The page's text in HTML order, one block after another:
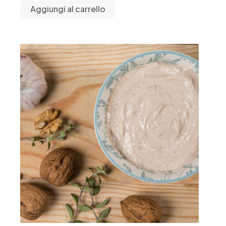
Aggiungi al carrello